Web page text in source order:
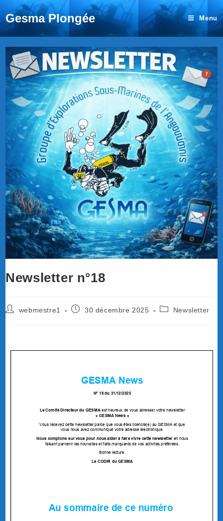
Gesma Plongée Menu
Newsletter n°18
webmestre1 30 décembre 2025 Newsletter